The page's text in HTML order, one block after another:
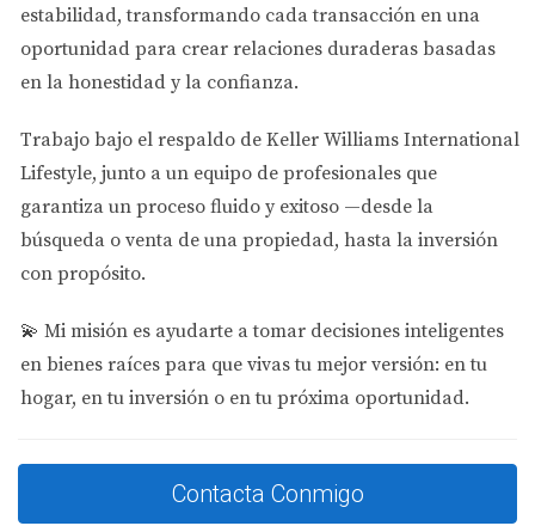
Factores que influyen en el ROI
El retorno de inversión no es solo una cuestión de
números; hay varios factores que pueden influir
significativamente en tu ROI. Algunos de estos incluyen:
Ubicación:La demanda del mercado inmobiliario
varía según la ubicación. Las áreas con crecimiento
poblacional tienden a ofrecer mejores retornos.
mantenidas requieren menos gastos imprevistos y
pueden atraer inquilinos más rápidamente.
Mercado de alquiler: La tasa de ocupación y los
precios del alquiler son cruciales para determinar
costos puede mejorar significativamente tu ROI.
Apreciación del valor:A largo plazo, el aumento
estabilidad, transformando cada transacción en una
oportunidad para crear relaciones duraderas basadas
en la honestidad y la confianza.
Trabajo bajo el respaldo de Keller Williams International
Lifestyle, junto a un equipo de profesionales que
garantiza un proceso fluido y exitoso —desde la
búsqueda o venta de una propiedad, hasta la inversión
con propósito.
💫 Mi misión es ayudarte a tomar decisiones inteligentes
en bienes raíces para que vivas tu mejor versión: en tu
hogar, en tu inversión o en tu próxima oportunidad.
Contacta Conmigo